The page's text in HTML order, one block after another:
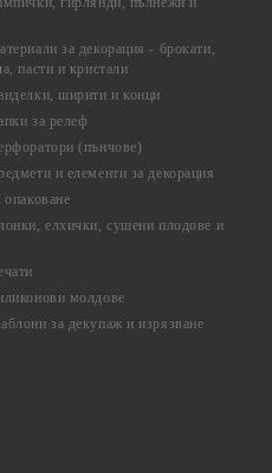
за декорация - брокати,
пасти и кристали
ширити и конци
за релеф
(пънчове)
и елементи за декорация
опаковане
елхички, сушени плодове и
молдове
за декупаж и изрязване